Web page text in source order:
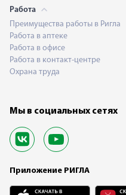
Работа
Преимущества работы в Ригла
Работа в аптеке
Работа в офисе
Работа в контакт-центре
Охрана труда
Мы в социальных сетях
Приложение РИГЛА